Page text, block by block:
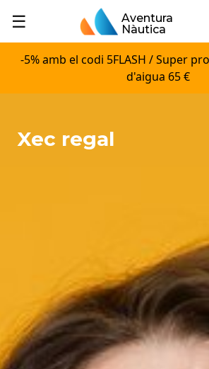
☰
Aventura
Nàutica
-5% amb el codi 5FLASH / Super
d'aigua 65 €
Xec regal